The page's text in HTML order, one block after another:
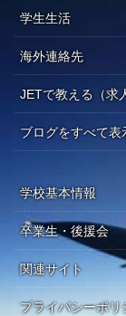
学生生活
海外連絡先
JETで教える（求
ブログをすべて表
学校基本情報
卒業生・後援会
関連サイト
プライバシーポリ